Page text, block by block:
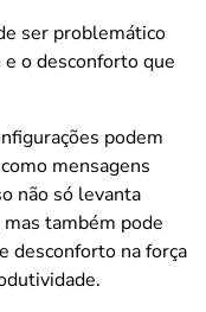
ser problemático
o desconforto que
podem
mensagens
não só levanta
mas também pode
desconforto na força